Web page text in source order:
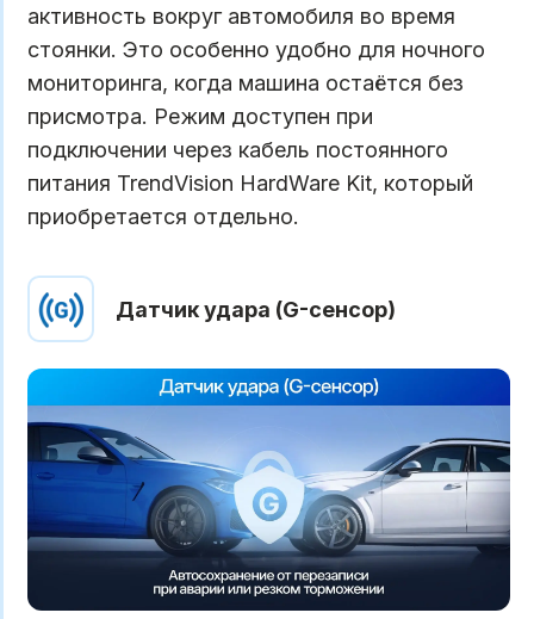
активность вокруг автомобиля во время
стоянки. Это особенно удобно для ночного
мониторинга, когда машина остаётся без
присмотра. Режим доступен при
подключении через кабель постоянного
питания TrendVision HardWare Kit, который
приобретается отдельно.
Датчик удара (G-сенсор)